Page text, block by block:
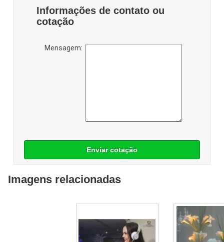
Informações de contato ou
cotação
Mensagem:
Enviar cotação
Imagens relacionadas